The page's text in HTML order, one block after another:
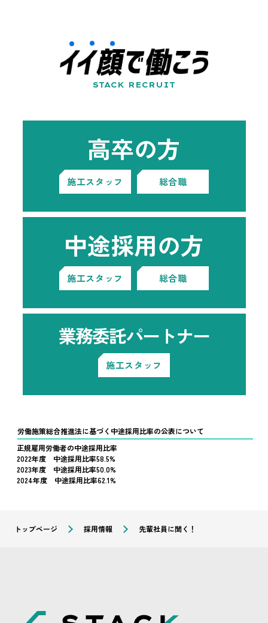
STACK RECRUIT
高卒の方
施工スタッフ 総合職
中途採用の方
施工スタッフ 総合職
業務委託パートナー
施工スタッフ
労働施策総合推進法に基づく中途採用比率の公表について
正規雇用労働者の中途採用比率
2022年度 中途採用比率58.5%
2023年度 中途採用比率50.0%
2024年度 中途採用比率62.1%
トップページ 採用情報 先輩社員に聞く！